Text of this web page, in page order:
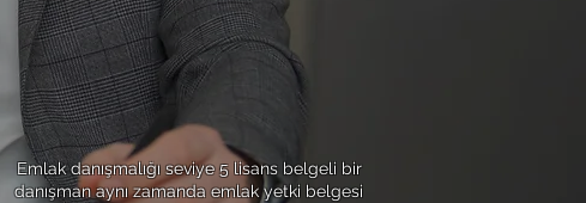
6
KURUMSALLIK
Emlak danışmalığı seviye 5 lisans belgeli bir
danışman aynı zamanda emlak yetki belgesi